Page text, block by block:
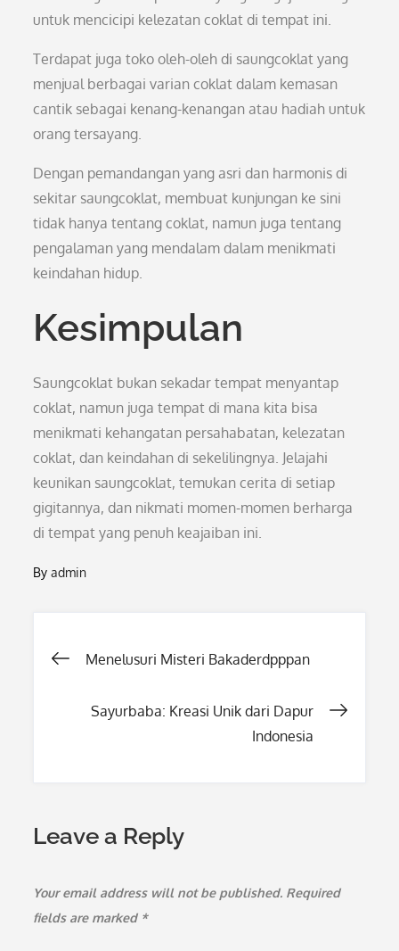
untuk mencicipi kelezatan coklat di tempat ini.
Terdapat juga toko oleh-oleh di saungcoklat yang
menjual berbagai varian coklat dalam kemasan
cantik sebagai kenang-kenangan atau hadiah untuk
orang tersayang.
Dengan pemandangan yang asri dan harmonis di
sekitar saungcoklat, membuat kunjungan ke sini
tidak hanya tentang coklat, namun juga tentang
pengalaman yang mendalam dalam menikmati
keindahan hidup.
Kesimpulan
Saungcoklat bukan sekadar tempat menyantap
coklat, namun juga tempat di mana kita bisa
menikmati kehangatan persahabatan, kelezatan
coklat, dan keindahan di sekelilingnya. Jelajahi
keunikan saungcoklat, temukan cerita di setiap
gigitannya, dan nikmati momen-momen berharga
di tempat yang penuh keajaiban ini.
Byadmin
Post
navigation
Menelusuri Misteri Bakaderdpppan
Sayurbaba: Kreasi Unik dari Dapur
Indonesia
Leave a Reply
Your email address will not be published. Required
fields are marked *